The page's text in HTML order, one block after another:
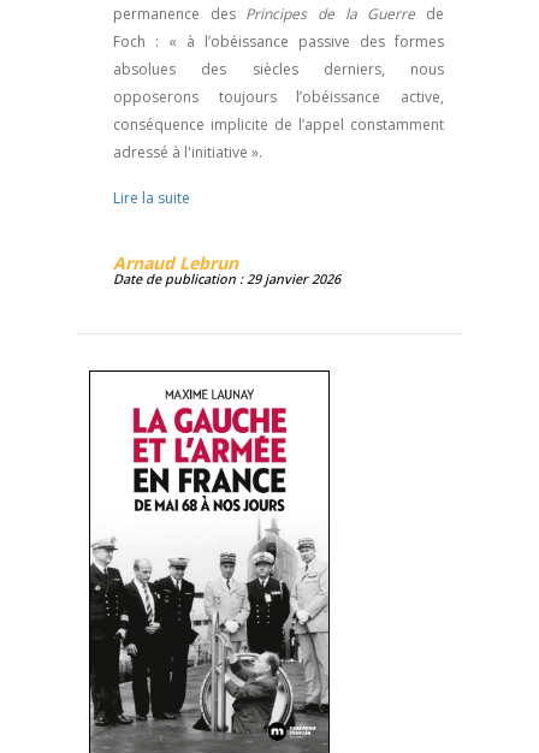
permanence des Principes de la Guerre de
Foch : « à l’obéissance passive des formes
absolues des siècles derniers, nous
opposerons toujours l’obéissance active,
conséquence implicite de l’appel constamment
adressé à l'initiative ».
Lire la suite
Arnaud Lebrun
Date de publication : 29 janvier 2026